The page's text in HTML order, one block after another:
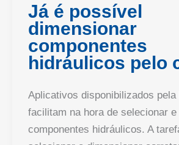
Já é possível
dimensionar
componentes
hidráulicos pelo
Aplicativos disponibilizados pela
facilitam na hora de selecionar
componentes hidráulicos. A